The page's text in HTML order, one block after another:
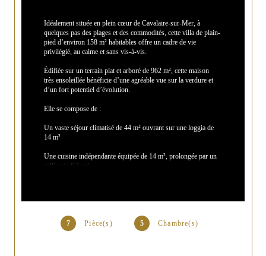
7 Pièce(s) 5 Chambre(s)
Idéalement située en plein cœur de Cavalaire-sur-Mer, à
quelques pas des plages et des commodités, cette villa de plain-
pied d’environ 158 m² habitables offre un cadre de vie
privilégié, au calme et sans vis-à-vis.
Édifiée sur un terrain plat et arboré de 962 m², cette maison
très ensoleillée bénéficie d’une agréable vue sur la verdure et
d’un fort potentiel d’évolution.
Elle se compose de :
Un vaste séjour climatisé de 44 m² ouvrant sur une loggia de
14 m²
Une cuisine indépendante équipée de 14 m², prolongée par un
cellier de 6,5 m²
Une salle d’eau
Un WC indépendant